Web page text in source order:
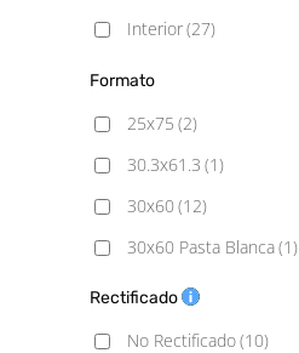
Interior(27)
Formato
25x75 (2)
30.3x61.3 (1)
30x60 (12)
30x60 Pasta Blanca(1)
30x60 Pasta Roja
30x75
(1)
Rectificado
No Rectificado(10)